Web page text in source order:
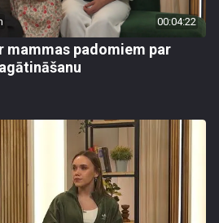
00:04:22
mammas padomiem par